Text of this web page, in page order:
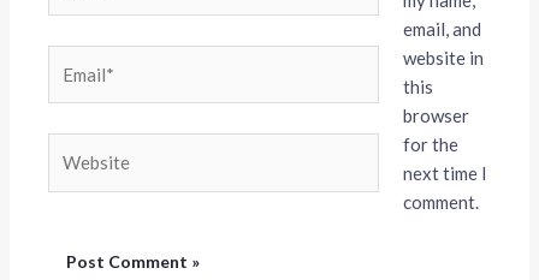
email, and
website in
this
browser
for the
next time I
comment.